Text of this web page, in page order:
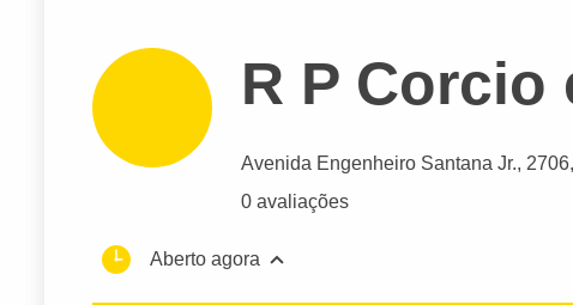
R P Corcio
Avenida Engenheiro Santana Jr.,
0 avaliações
Aberto agora